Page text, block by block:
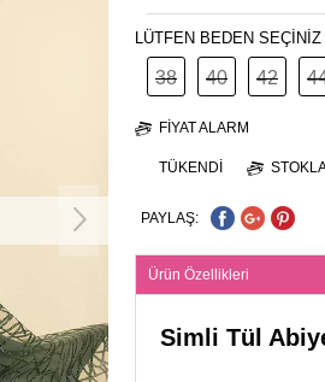
LÜTFEN BEDEN SEÇİNİZ
38 40 42
FIYAT ALARM
TÜKENDI
PAYLAŞ:
Ürün Özellikleri
Simli Tül